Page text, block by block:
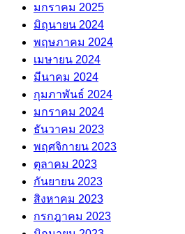
มกราคม 2025
มิถุนายน 2024
พฤษภาคม 2024
เมษายน 2024
มีนาคม 2024
กุมภาพันธ์ 2024
มกราคม 2024
ธันวาคม 2023
พฤศจิกายน 2023
ตุลาคม 2023
กันยายน 2023
สิงหาคม 2023
กรกฎาคม 2023